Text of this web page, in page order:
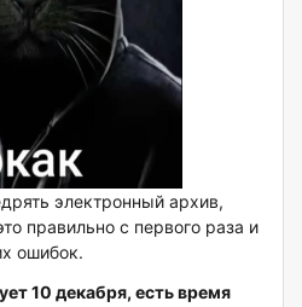
электронный архив,
правильно с первого раза и
ошибок.
10 декабря, есть время